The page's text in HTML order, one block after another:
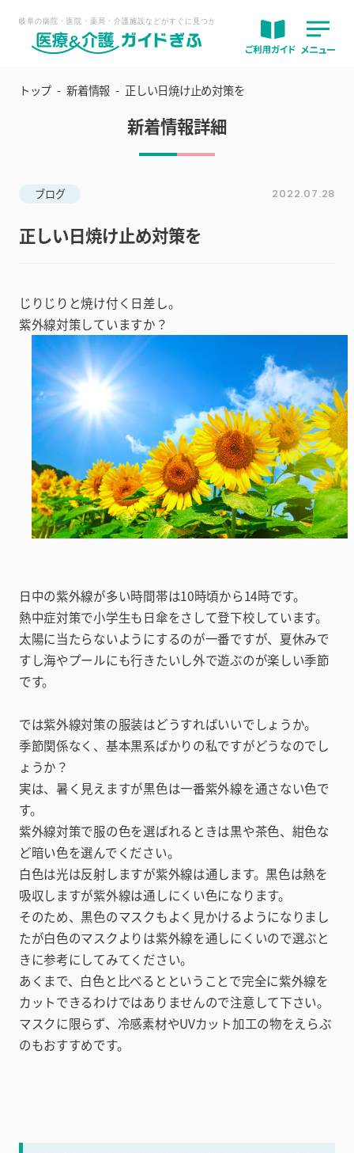
トップ 新着情報 正しい日焼け止め対策を
新着情報詳細
ブログ 2022.07.28
正しい日焼け止め対策を
じりじりと焼け付く日差し。
紫外線対策していますか？
日中の紫外線が多い時間帯は10時頃から14時です。
熱中症対策で小学生も日傘をさして登下校しています。
太陽に当たらないようにするのが一番ですが、夏休みで
すし海やプールにも行きたいし外で遊ぶのが楽しい季節
です。
では紫外線対策の服装はどうすればいいでしょうか。
季節関係なく、基本黒系ばかりの私ですがどうなのでし
ょうか？
実は、暑く見えますが黒色は一番紫外線を通さない色で
す。
紫外線対策で服の色を選ばれるときは黒や茶色、紺色な
ど暗い色を選んでください。
白色は光は反射しますが紫外線は通します。黒色は熱を
吸収しますが紫外線は通しにくい色になります。
そのため、黒色のマスクもよく見かけるようになりまし
たが白色のマスクよりは紫外線を通しにくいので選ぶと
きに参考にしてみてください。
あくまで、白色と比べるとということで完全に紫外線を
カットできるわけではありませんので注意して下さい。
マスクに限らず、冷感素材やUVカット加工の物をえらぶ
のもおすすめです。